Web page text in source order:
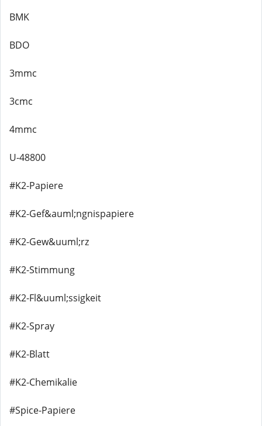
BMK
BDO
3mmc
3cmc
4mmc
U-48800
#K2-Papiere
#K2-Gef&auml;ngnispapiere
#K2-Gew&uuml;rz
#K2-Stimmung
#K2-Fl&uuml;ssigkeit
#K2-Spray
#K2-Blatt
#K2-Chemikalie
#Spice-Papiere